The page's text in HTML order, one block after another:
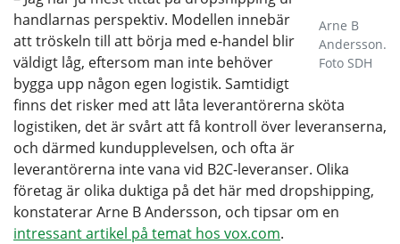
Arne B
Andersson.
Foto SDH
handlarnas perspektiv. Modellen innebär
att tröskeln till att börja med e-handel blir
väldigt låg, eftersom man inte behöver
bygga upp någon egen logistik. Samtidigt
finns det risker med att låta leverantörerna sköta
logistiken, det är svårt att få kontroll över leveranserna,
och därmed kundupplevelsen, och ofta är
leverantörerna inte vana vid B2C-leveranser. Olika
företag är olika duktiga på det här med dropshipping,
konstaterar Arne B Andersson, och tipsar om en
intressant artikel på temat hos vox.com.